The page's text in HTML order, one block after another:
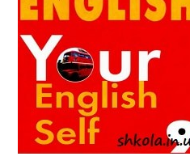
Географія
Геометрія
Громадянська освіта
Зарубіжна література
Здоров'я
Інформатика
Іспанська мова
Історія України